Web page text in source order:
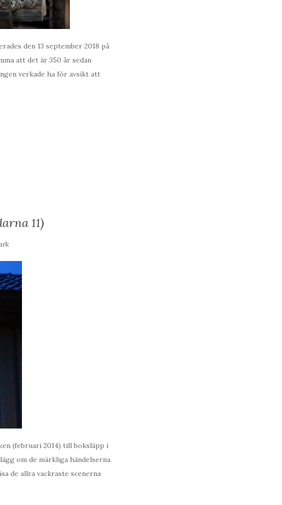
den 13 september 2018 på
att det är 350 år sedan
verkade ha för avsikt att
11)
(februari 2014) till boksläpp i
om de märkliga händelserna.
de allra vackraste scenerna